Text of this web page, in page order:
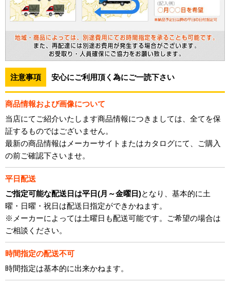
注意事項 安心にご利用頂く為にご一読下さい
商品情報および画像について
当店にてご紹介いたします商品情報につきましては、全てを保
証するものではございません。
最新の商品情報はメーカーサイトまたはカタログにて、ご購入
の前ご確認下さいませ。
平日配送
ご指定可能な配送日は平日(月～金曜日)となり、基本的に土
曜・日曜・祝日は配送日指定ができかねます。
※メーカーによっては土曜日も配送可能です。ご希望の場合は
ご相談ください。
時間指定の配送不可
時間指定は基本的に出来かねます。